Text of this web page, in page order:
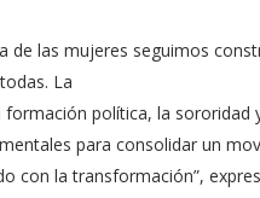
de las mujeres seguimos
La
formación política, la sororidad
para consolidar un
con la transformación”,